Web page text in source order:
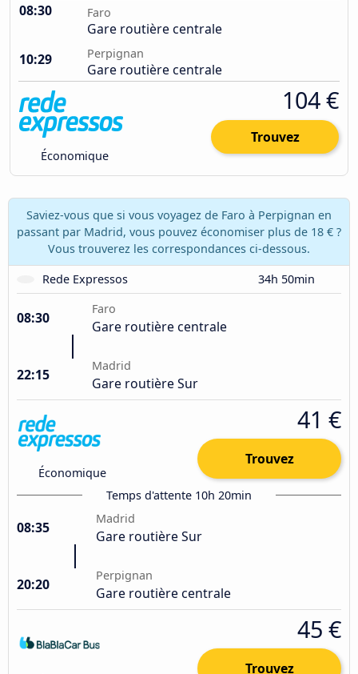
08:30 Faro
Gare routière centrale
10:29
Perpignan
Gare routière centrale
Économique
104 €
Trouvez
Saviez-vous que si vous voyagez de Faro à Perpignan en
passant par Madrid, vous pouvez économiser plus de 18 € ?
Vous trouverez les correspondances ci-dessous.
Rede Expressos
34h 50min
08:30
Faro
Gare routière centrale
22:15
Madrid
Gare routière Sur
Économique
41 €
Trouvez
Temps d'attente 10h 20min
08:35
Madrid
Gare routière Sur
20:20
Perpignan
Gare routière centrale
45 €
Trouvez